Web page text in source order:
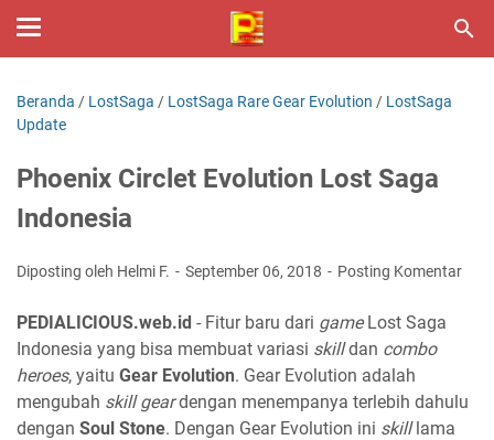
Beranda / LostSaga / LostSaga Rare Gear Evolution / LostSaga
Update
Phoenix Circlet Evolution Lost Saga
Indonesia
Diposting oleh Helmi F. September 06, 2018 Posting Komentar
PEDIALICIOUS.web.id - Fitur baru dari gameLost Saga
Indonesia yang bisa membuat variasi skilldan combo
heroes, yaitu Gear Evolution. Gear Evolution adalah
mengubah skill geardengan menempanya terlebih dahulu
dengan Soul Stone. Dengan Gear Evolution ini skilllama